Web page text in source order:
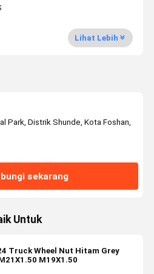
Lihat Lebih
Park, Distrik Shunde, Kota Foshan,
sekarang
Untuk
Truck Wheel Nut Hitam Grey
M19X1.50